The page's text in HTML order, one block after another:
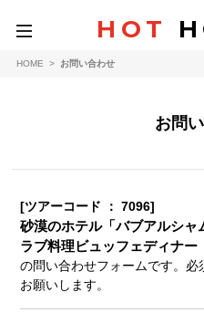
toggle
navigation
HOT
HOME > お問い合わせ
お問
[ツアーコード ： 7096]
砂漠のホテル「バブアルシ
ラブ料理ビュッフェディナー
の問い合わせフォームです。
お願いします。